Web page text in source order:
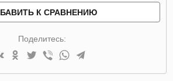
К СРАВНЕНИЮ
Поделитесь: